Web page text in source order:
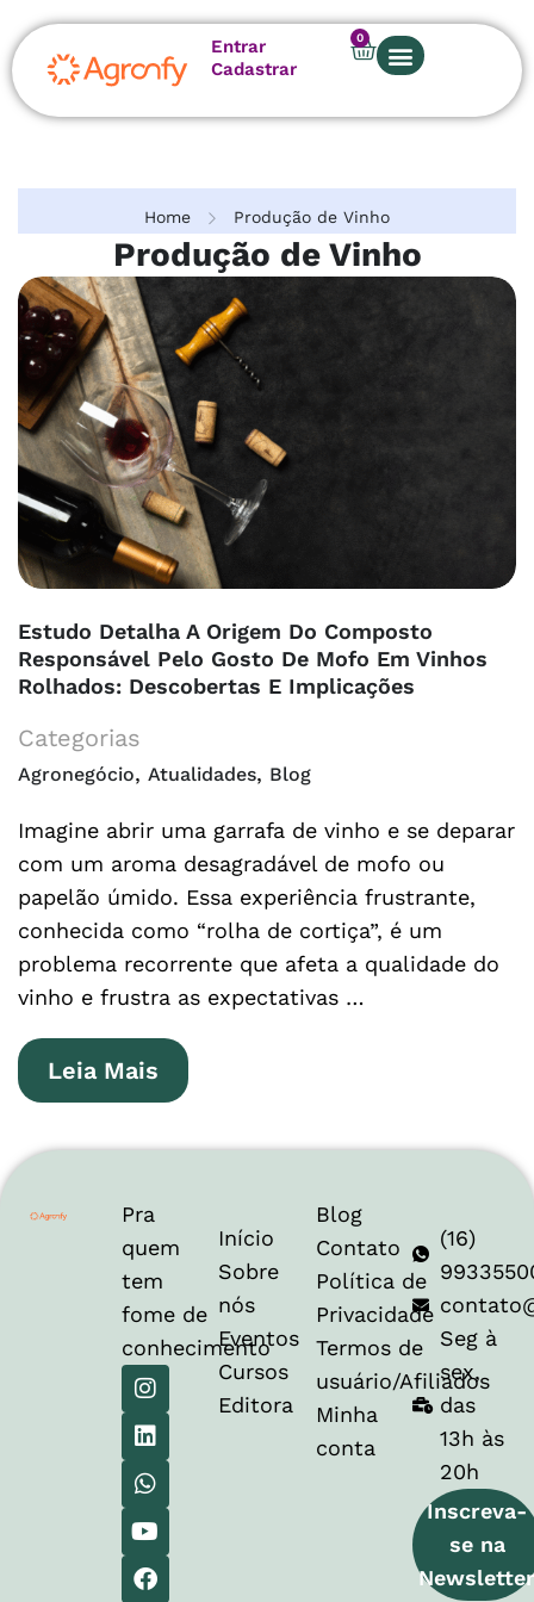
Entrar
Cadastrar
0
Home Produção de Vinho
Produção de Vinho
Estudo Detalha A Origem Do Composto
Responsável Pelo Gosto De Mofo Em Vinhos
Rolhados: Descobertas E Implicações
Categorias
Agronegócio, Atualidades, Blog
Imagine abrir uma garrafa de vinho e se deparar
com um aroma desagradável de mofo ou
papelão úmido. Essa experiência frustrante,
conhecida como “rolha de cortiça”, é um
problema recorrente que afeta a qualidade do
vinho e frustra as expectativas …
Leia Mais
Pra
quem
tem
fome de
conhecimento
Início
Sobre
nós
Eventos
Cursos
Editora
Blog
Contato
Política de
Privacidade
Termos de
usuário/Afiliados
Minha
conta
(16)
Seg à
sex,
das
13h às
20h
Inscreva-
se na